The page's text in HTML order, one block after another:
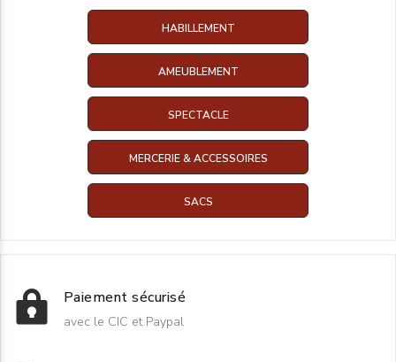
HABILLEMENT
AMEUBLEMENT
SPECTACLE
MERCERIE & ACCESSOIRES
SACS
Paiement sécurisé
avec le CIC et Paypal